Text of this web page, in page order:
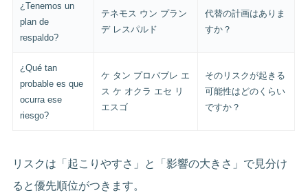
¿Tenemos un
plan de
respaldo?
テネモス ウン プラン
デ レスパルド
代替の計画はありま
すか？
¿Qué tan
probable es que
ocurra ese
riesgo?
ケ タン プロバブレ エ
ス ケ オクラ エセ リ
エスゴ
そのリスクが起きる
可能性はどのくらい
ですか？
リスクは「起こりやすさ」と「影響の大きさ」で見分け
ると優先順位がつきます。